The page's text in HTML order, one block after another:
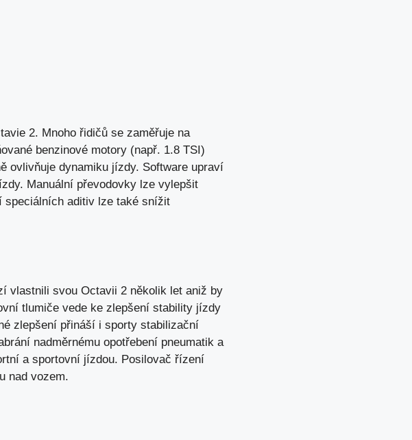
2. Mnoho řidičů se zaměřuje na
benzinové motory (např. 1.8 TSI)
ovlivňuje dynamiku jízdy. Software upraví
Manuální převodovky lze vylepšit
aditiv lze také snížit
vlastnili svou Octavii 2 několik let aniž by
tlumiče vede ke zlepšení stability jízdy
zlepšení přináší i sporty stabilizační
nadměrnému opotřebení pneumatik a
a sportovní jízdou. Posilovač řízení
nad vozem.